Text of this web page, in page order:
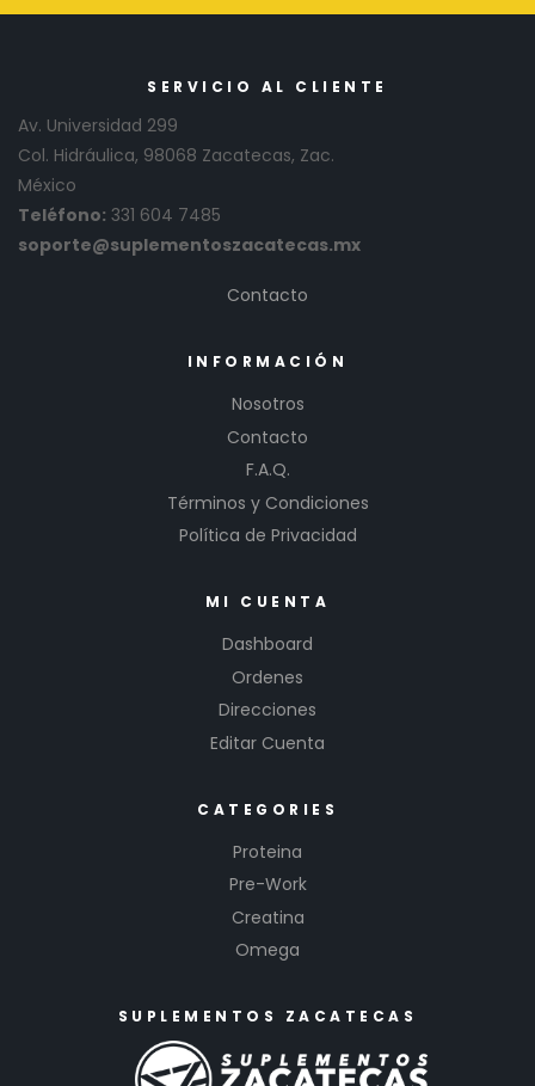
SERVICIO AL CLIENTE
Av. Universidad 299
Col. Hidráulica, 98068 Zacatecas, Zac.
México
Teléfono: 331 604 7485
soporte@suplementoszacatecas.mx
Contacto
INFORMACIÓN
Nosotros
Contacto
F.A.Q.
Términos y Condiciones
Política de Privacidad
MI CUENTA
Dashboard
Ordenes
Direcciones
Editar Cuenta
CATEGORIES
Proteina
Pre-Work
Creatina
Omega
SUPLEMENTOS ZACATECAS